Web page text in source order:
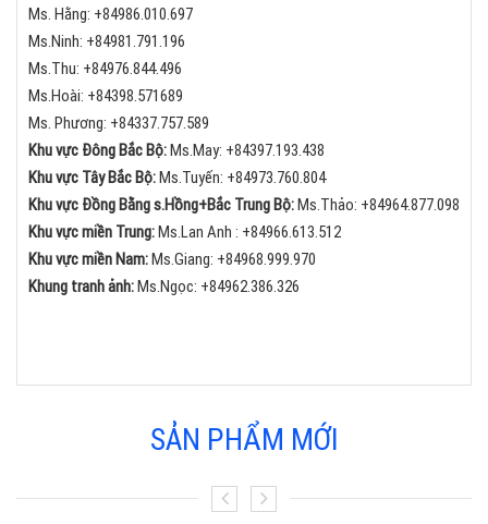
Ms. Hằng: +84986.010.697
Ms.Ninh: +84981.791.196
Ms.Thu: +84976.844.496
Ms.Hoài: +84398.571689
Ms. Phương: +84337.757.589
Khu vực Đông Bắc Bộ: Ms.May: +84397.193.438
Khu vực Tây Bắc Bộ: Ms.Tuyến: +84973.760.804
Khu vực Đồng Bằng s.Hồng+Bắc Trung Bộ: Ms.Thảo: +84964.877.098
Khu vực miền Trung: Ms.Lan Anh : +84966.613.512
Khu vực miền Nam: Ms.Giang: +84968.999.970
Khung tranh ảnh: Ms.Ngọc: +84962.386.326
SẢN PHẨM MỚI